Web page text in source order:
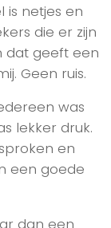
is netjes en
die er zijn
dat geeft een
Geen ruis.
was
lekker druk.
en
een goede
dan een